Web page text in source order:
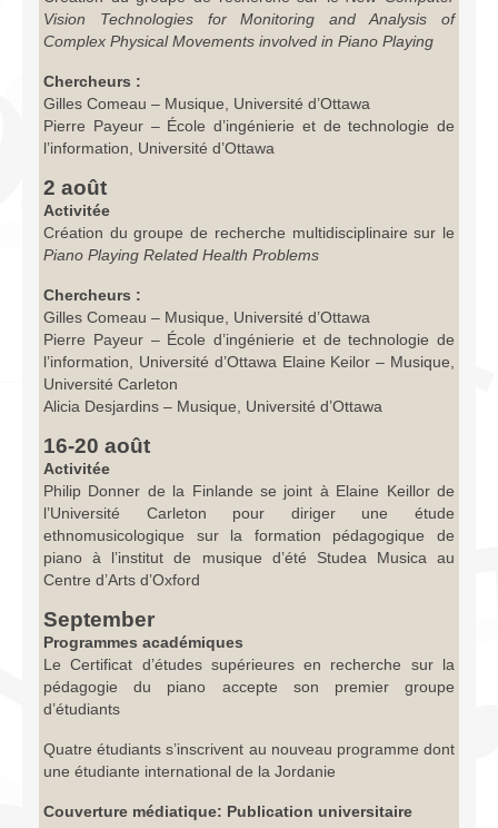
Vision Technologies for Monitoring and Analysis of
Complex Physical Movements involved in Piano Playing
Chercheurs :
Gilles Comeau – Musique, Université d’Ottawa
Pierre Payeur – École d’ingénierie et de technologie de
l’information, Université d’Ottawa
2 août
Activitée
Création du groupe de recherche multidisciplinaire sur le
Piano Playing Related Health Problems
Chercheurs :
Gilles Comeau – Musique, Université d’Ottawa
Pierre Payeur – École d’ingénierie et de technologie de
l’information, Université d’Ottawa Elaine Keilor – Musique,
Université Carleton
Alicia Desjardins – Musique, Université d’Ottawa
16-20 août
Activitée
Philip Donner de la Finlande se joint à Elaine Keillor de
l’Université Carleton pour diriger une étude
ethnomusicologique sur la formation pédagogique de
piano à l’institut de musique d’été Studea Musica au
Centre d’Arts d’Oxford
September
Programmes académiques
Le Certificat d’études supérieures en recherche sur la
pédagogie du piano accepte son premier groupe
d’étudiants
Quatre étudiants s’inscrivent au nouveau programme dont
une étudiante international de la Jordanie
Couverture médiatique: Publication universitaire